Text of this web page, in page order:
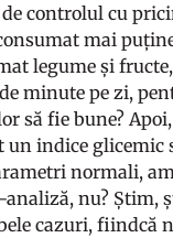
controlul cu
mai
legume și
minute pe zi,
să fie bune?
un indice glicemic
normali,
nu? Știm,
cazuri, fiindcă